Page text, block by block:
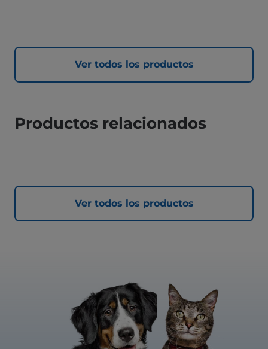
Ver todos los productos
Productos relacionados
Ver todos los productos